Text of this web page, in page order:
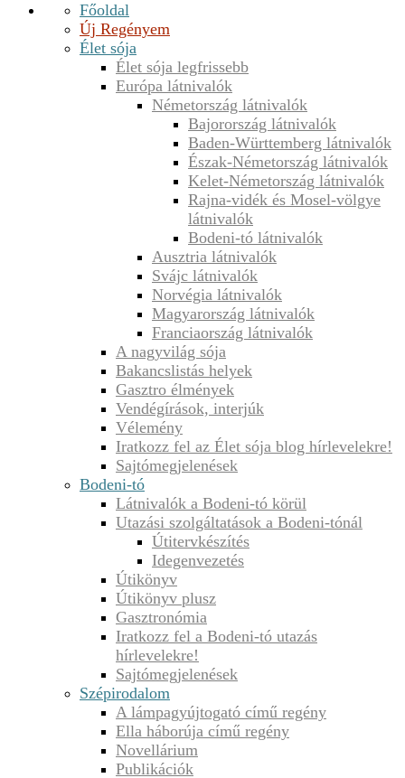
Főoldal
Új Regényem
Élet sója
Élet sója legfrissebb
Európa látnivalók
Németország látnivalók
Bajorország látnivalók
Baden-Württemberg látnivalók
Észak-Németország látnivalók
Kelet-Németország látnivalók
Rajna-vidék és Mosel-völgye
látnivalók
Bodeni-tó látnivalók
Ausztria látnivalók
Svájc látnivalók
Norvégia látnivalók
Magyarország látnivalók
Franciaország látnivalók
A nagyvilág sója
Bakancslistás helyek
Gasztro élmények
Vendégírások, interjúk
Vélemény
Iratkozz fel az Élet sója blog hírlevelekre!
Sajtómegjelenések
Bodeni-tó
Látnivalók a Bodeni-tó körül
Utazási szolgáltatások a Bodeni-tónál
Útitervkészítés
Idegenvezetés
Útikönyv
Útikönyv plusz
Gasztronómia
Iratkozz fel a Bodeni-tó utazás
hírlevelekre!
Sajtómegjelenések
Szépirodalom
A lámpagyújtogató című regény
Ella háborúja című regény
Novellárium
Publikációk